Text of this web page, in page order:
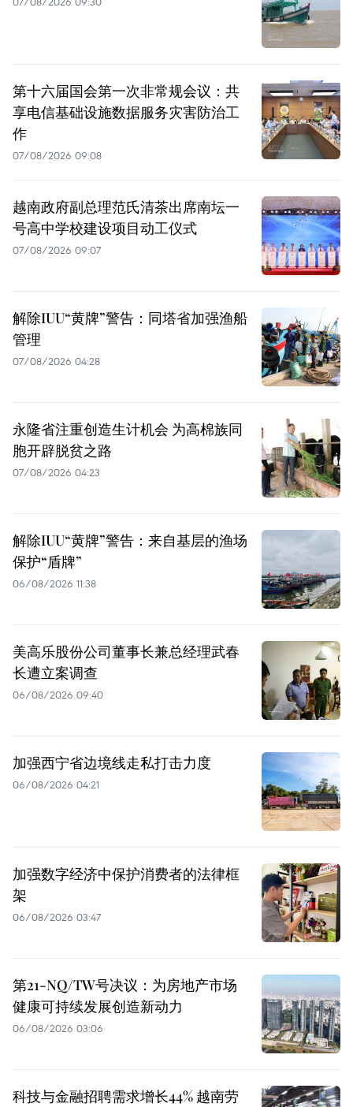
第十六届国会第一次非常规会议：共
享电信基础设施数据服务灾害防治工
作
07/08/2026 09:08
越南政府副总理范氏清茶出席南坛一
号高中学校建设项目动工仪式
07/08/2026 09:07
解除IUU“黄牌”警告：同塔省加强渔船
管理
07/08/2026 04:28
永隆省注重创造生计机会 为高棉族同
胞开辟脱贫之路
07/08/2026 04:23
解除IUU“黄牌”警告：来自基层的渔场
保护“盾牌”
06/08/2026 11:38
美高乐股份公司董事长兼总经理武春
长遭立案调查
06/08/2026 09:40
加强西宁省边境线走私打击力度
06/08/2026 04:21
加强数字经济中保护消费者的法律框
架
06/08/2026 03:47
第21-NQ/TW号决议：为房地产市场
健康可持续发展创造新动力
06/08/2026 03:06
科技与金融招聘需求增长44% 越南劳